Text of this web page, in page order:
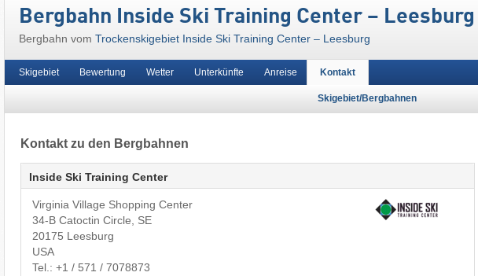
Bergbahn Inside Ski Training Center – Leesburg
Bergbahn vom Trockenskigebiet Inside Ski Training Center – Leesburg
Skigebiet Bewertung Wetter Unterkünfte Anreise Kontakt
Skigebiet/Bergbahnen
Kontakt zu den Bergbahnen
Inside Ski Training Center
Virginia Village Shopping Center
34-B Catoctin Circle, SE
20175 Leesburg
USA
Tel.: +1 / 571 / 7078873